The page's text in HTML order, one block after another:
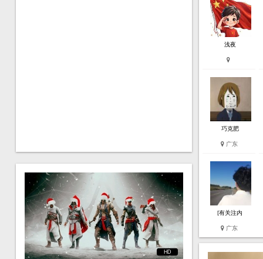
浅夜
巧克肥
广东
[有关注内
广东
HD